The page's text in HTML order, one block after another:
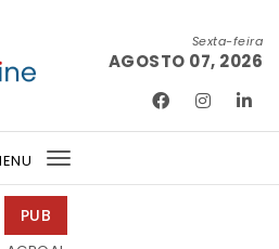
Sexta-feira
AGOSTO 07, 2026
Toggle
PUB